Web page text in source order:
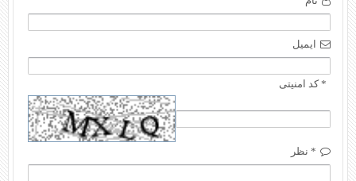
ایمیل
* کد امنیتی
* نظر